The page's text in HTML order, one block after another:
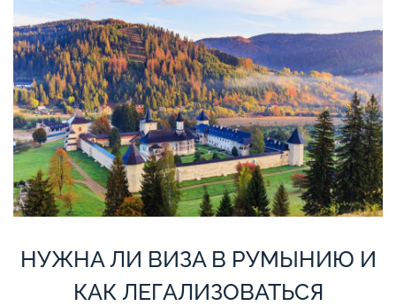
НУЖНА ЛИ ВИЗА В РУМЫНИЮ И
КАК ЛЕГАЛИЗОВАТЬСЯ